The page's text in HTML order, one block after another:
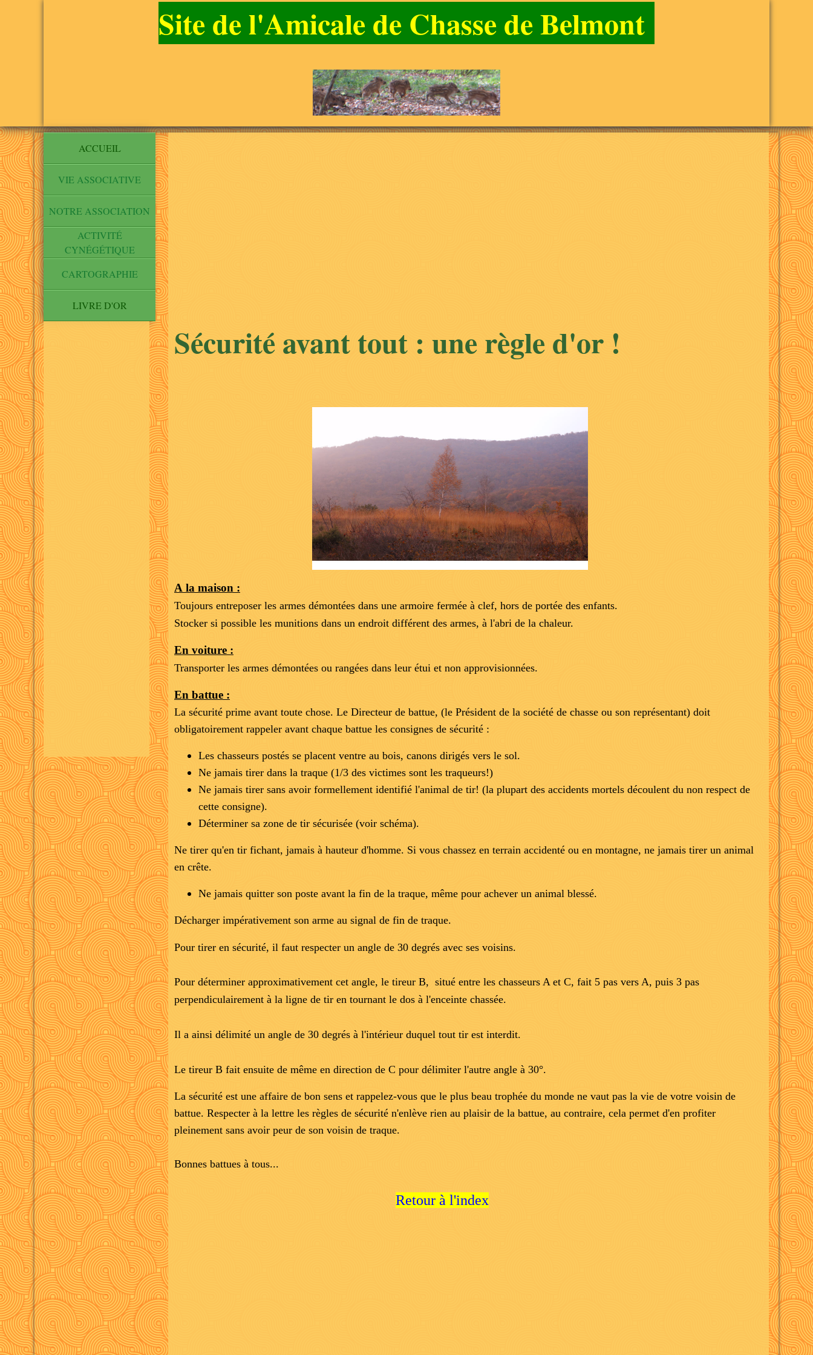
Site de l'Amicale de Chasse de Belmont
ACCUEIL
VIE ASSOCIATIVE
NOTRE ASSOCIATION
ACTIVITÉ
CYNÉGÉTIQUE
CARTOGRAPHIE
LIVRE D'OR
Sécurité avant tout : une règle d'or !
A la maison :
Toujours entreposer les armes démontées dans une armoire fermée à clef, hors de portée des enfants.
Stocker si possible les munitions dans un endroit différent des armes, à l'abri de la chaleur.
En voiture :
Transporter les armes démontées ou rangées dans leur étui et non approvisionnées.
En battue :
La sécurité prime avant toute chose. Le Directeur de battue, (le Président de la société de chasse ou son représentant) doit
obligatoirement rappeler avant chaque battue les consignes de sécurité :
Les chasseurs postés se placent ventre au bois, canons dirigés vers le sol.
Ne jamais tirer dans la traque (1/3 des victimes sont les traqueurs!)
Ne jamais tirer sans avoir formellement identifié l'animal de tir! (la plupart des accidents mortels découlent du non respect de
cette consigne).
Déterminer sa zone de tir sécurisée (voir schéma).
Ne tirer qu'en tir fichant, jamais à hauteur d'homme. Si vous chassez en terrain accidenté ou en montagne, ne jamais tirer un animal
en crête.
Ne jamais quitter son poste avant la fin de la traque, même pour achever un animal blessé.
Décharger impérativement son arme au signal de fin de traque.
Pour tirer en sécurité, il faut respecter un angle de 30 degrés avec ses voisins.
Pour déterminer approximativement cet angle, le tireur B, situé entre les chasseurs A et C, fait 5 pas vers A, puis 3 pas
perpendiculairement à la ligne de tir en tournant le dos à l'enceinte chassée.
Il a ainsi délimité un angle de 30 degrés à l'intérieur duquel tout tir est interdit.
Le tireur B fait ensuite de même en direction de C pour délimiter l'autre angle à 30°.
La sécurité est une affaire de bon sens et rappelez-vous que le plus beau trophée du monde ne vaut pas la vie de votre voisin de
battue. Respecter à la lettre les règles de sécurité n'enlève rien au plaisir de la battue, au contraire, cela permet d'en profiter
pleinement sans avoir peur de son voisin de traque.
Bonnes battues à tous...
Retour à l'index